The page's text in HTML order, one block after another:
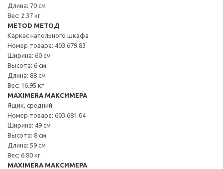
Длина: 70 см
Вес: 2.37 кг
METOD МЕТОД
Каркас напольного шкафа
Номер товара: 403.679.83
Ширина: 60 см
Высота: 6 см
Длина: 88 см
Вес: 16.95 кг
MAXIMERA МАКСИМЕРА
Ящик, средний
Номер товара: 603.681.04
Ширина: 49 см
Высота: 8 см
Длина: 59 см
Вес: 6.80 кг
MAXIMERA МАКСИМЕРА